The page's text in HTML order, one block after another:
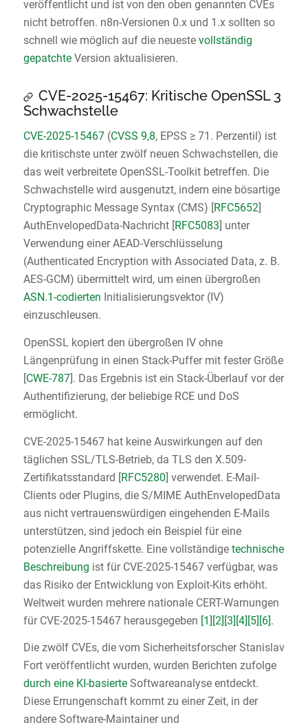
veröffentlicht und ist von den oben genannten CVEs
nicht betroffen. n8n-Versionen 0.x und 1.x sollten so
schnell wie möglich auf die neueste vollständig
gepatchteVersion aktualisieren.
CVE-2025-15467: Kritische OpenSSL 3
Schwachstelle
CVE-2025-15467(CVSS 9,8, EPSS ≥ 71. Perzentil) ist
die kritischste unter zwölf neuen Schwachstellen, die
das weit verbreitete OpenSSL-Toolkit betreffen. Die
Schwachstelle wird ausgenutzt, indem eine bösartige
Cryptographic Message Syntax (CMS) [RFC5652]
AuthEnvelopedData-Nachricht [RFC5083] unter
Verwendung einer AEAD-Verschlüsselung
(Authenticated Encryption with Associated Data, z. B.
AES-GCM) übermittelt wird, um einen übergroßen
ASN.1-codierten Initialisierungsvektor (IV)
einzuschleusen.
OpenSSL kopiert den übergroßen IV ohne
Längenprüfung in einen Stack-Puffer mit fester Größe
[CWE-787]. Das Ergebnis ist ein Stack-Überlauf vor der
Authentifizierung, der beliebige RCE und DoS
ermöglicht.
CVE-2025-15467 hat keine Auswirkungen auf den
täglichen SSL/TLS-Betrieb, da TLS den X.509-
Zertifikatsstandard [RFC5280] verwendet. E-Mail-
Clients oder Plugins, die S/MIME AuthEnvelopedData
aus nicht vertrauenswürdigen eingehenden E-Mails
unterstützen, sind jedoch ein Beispiel für eine
potenzielle Angriffskette. Eine vollständige technische
Beschreibung ist für CVE-2025-15467 verfügbar, was
das Risiko der Entwicklung von Exploit-Kits erhöht.
Weltweit wurden mehrere nationale CERT-Warnungen
für CVE-2025-15467 herausgegeben [1] [2] [3] [4] [5] [6].
Die zwölf CVEs, die vom Sicherheitsforscher Stanislav
Fort veröffentlicht wurden, wurden Berichten zufolge
durch eine KI-basierteSoftwareanalyse entdeckt.
Diese Errungenschaft kommt zu einer Zeit, in der
andere Software-Maintainer und